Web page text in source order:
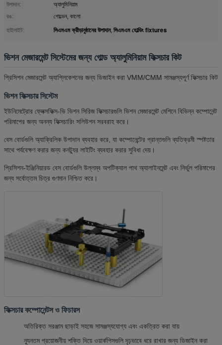
উপাদান:
অ্যালুমিনিয়াম
রঙ:
গোল্ডেন, কালো
হাইলাইট:
সিএমএম ক্রীড়ানুষ্ঠানের উপাদান, সিএমএম হোল্ডিং fixtures
ভিশন মেজারমেন্ট সিস্টেমের জন্য গোল্ড অ্যালুমিনিয়াম ফিক্সচার কিট
প্রিসিশন মেজারমেন্ট অ্যাপ্লিকেশনের জন্য ডিজাইন করা VMM/CMM সামঞ্জস্যপূর্ণ ফিক্সচার কিট
ভিশন ফিক্সচার সিস্টেম
ইউনিমেট্রোর ফ্লেক্সফিক্স-ভি ভিশন সিরিজ ফিক্সচারগুলি ভিশন মেজারমেন্ট মেশিনে বিভিন্ন কম্পোনেন্ট
পরিমাপের জন্য অনন্য ফিক্সচারিং সলিউশন সরবরাহ করে।
বেস বোর্ডগুলি অ্যাক্রিলিক উপাদান ব্যবহার করে, যা কম্পোনেন্টের প্রান্তগুলি ব্যতিক্রমী স্পষ্টতার
সাথে পর্যবেক্ষণ করার জন্য কনট্যুর লাইটিং ব্যবহার করার সুবিধা দেয়।
প্রিসিশন-ইঞ্জিনিয়ারড বেস বোর্ডগুলি উল্লম্ব অপটিক্যাল পাথ অ্যালাইনমেন্ট এবং নির্ভুল পরিমাপের
জন্য সর্বোত্তম চিত্র গুণমান নিশ্চিত করে।
ফিক্সচার কম্পোনেন্টস ও ফিচারস
অতিরিক্ত সরঞ্জাম ছাড়াই সহজে সামঞ্জস্যযোগ্য এবং একত্রিত করা যায়
ন্যূনতম প্রয়োজনীয় শক্তি দিয়ে ওয়ার্কপিসগুলি দৃঢ়ভাবে ধরে রাখার জন্য ডিজাইন করা